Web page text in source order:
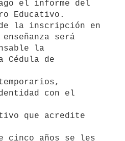
el informe del
Educativo.
será
la
Cédula de
con el
que acredite